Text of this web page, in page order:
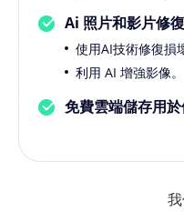
Ai 照片和影片修復
使用AI技術修復損
利用 AI 增強影像。
免費雲端儲存用